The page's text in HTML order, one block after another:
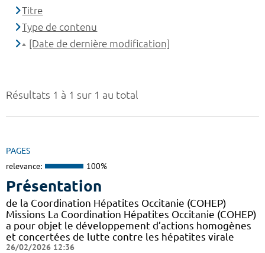
Résultats 1 à 1 sur 1 au total
PAGES
relevance: 100%
Présentation
de la Coordination Hépatites Occitanie (COHEP)
Missions La Coordination Hépatites Occitanie (COHEP)
a pour objet le développement d’actions homogènes
et concertées de lutte contre les hépatites virale
26/02/2026 12:36
Titre
Type de contenu
[Date de dernière modification]